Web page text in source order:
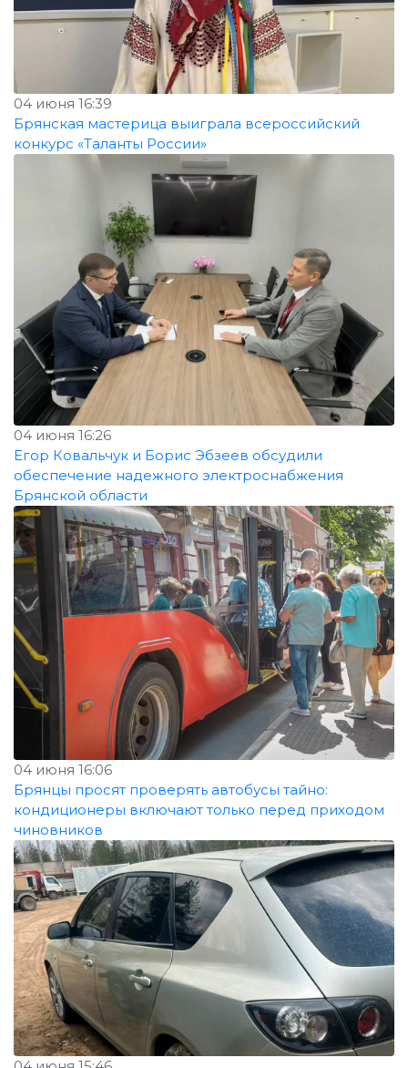
04 июня 16:39
Брянская мастерица выиграла всероссийский
конкурс «Таланты России»
04 июня 16:26
Егор Ковальчук и Борис Эбзеев обсудили
обеспечение надежного электроснабжения
Брянской области
04 июня 16:06
Брянцы просят проверять автобусы тайно:
кондиционеры включают только перед приходом
чиновников